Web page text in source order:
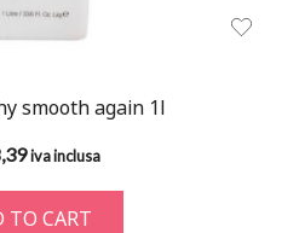
smooth again 1l
iva inclusa
TO CART